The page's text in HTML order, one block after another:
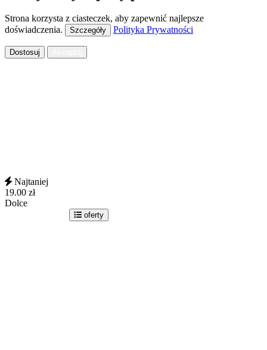
Strona korzysta z ciasteczek, aby zapewnić najlepsze
doświadczenia.
Szczegóły Polityka Prywatności
Dostosuj
Najtaniej
19.00 zł
Dolce
oferty